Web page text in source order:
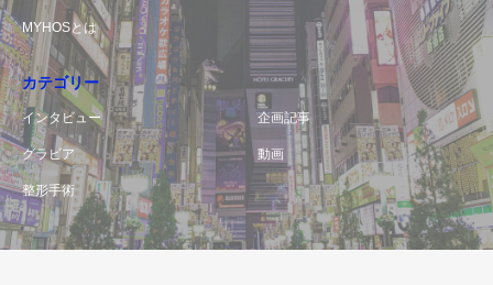
MYHOSとは
カテゴリー
インタビュー 企画記事
グラビア 動画
整形手術